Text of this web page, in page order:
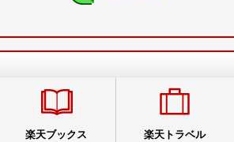
楽天ブックス 楽天トラベル